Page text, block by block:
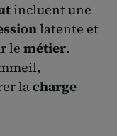
incluent une
latente et
le métier.
lacharge